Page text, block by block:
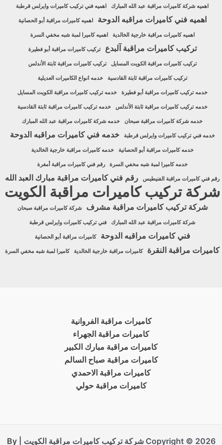
اهميه شركة كاميرات مراقبة عبد الله المبارك اهميه فني تركيب كاميرات وايرلس قرطبة
اهميه فني كاميرات مراقبه الدوحة اهميه كاميرات مراقبة أبو الحصانية
اهميه كاميرات مراقبة خارجية الخالدية اهميه كاميرا لمبة شبه مخفي السرة
تركيب كاميرات مراقبة آلبدع تركيب كاميرات مراقبة أبو فطيرة
تركيب كاميرات مراقبة الكويت المسايل تركيب كاميرات مراقبة ثابتة الأندلس
تركيب كاميرات مراقبة ثابتة القادسية خدمه انواع الكاميرات العديلية
خدمه تركيب كاميرات مراقبة أبو فطيرة خدمه تركيب كاميرات مراقبة الكويت المسايل
خدمه تركيب كاميرات مراقبة ثابتة الأندلس خدمه تركيب كاميرات مراقبة ثابتة القادسية
خدمه شركة كاميرات مراقبة صبحان خدمه شركة كاميرات مراقبة عبد الله المبارك
خدمه فني تركيب كاميرات وايرلس قرطبة خدمه فني كاميرات مراقبه الدوحة
خدمه كاميرات مراقبة أبو الحصانية خدمه كاميرات مراقبة خارجية الخالدية
خدمه كاميرا لمبة شبه مخفي السرة رقم فني كاميرات مراقبة أمغرة
رقم فني كاميرات مراقبة الفنيطيس رقم فني كاميرات مراقبة مبارك العبد الله
شركة تركيب كاميرات مراقبة الكويت
شركة تركيب كاميرات مراقبة مشرف شركة كاميرات مراقبة صبحان
شركة كاميرات مراقبة عبد الله المبارك فني تركيب كاميرات وايرلس قرطبة
فني كاميرات مراقبه الدوحة كاميرات مراقبة أبو الحصانية
كاميرات مراقبة النقرة كاميرات مراقبة خارجية الخالدية كاميرا لمبة شبه مخفي السرة
كاميرات مراقبة الفروانية
كاميرات مراقبة الجهراء
كاميرات مراقبة مبارك الكبير
كاميرات مراقبة صباح السالم
كاميرات مراقبة الاحمدي
كاميرات مراقبة حولي
Copyright © 2026 شركة تركيب كاميرات مراقبة الكويت | By